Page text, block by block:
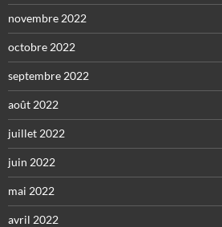
novembre 2022
octobre 2022
septembre 2022
août 2022
juillet 2022
juin 2022
mai 2022
avril 2022